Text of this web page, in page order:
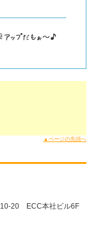
▲ページの先頭へ
10-20 ECC本社ビル6F